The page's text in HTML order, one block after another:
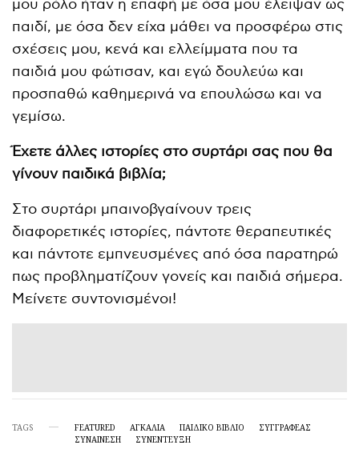
μου ρόλο ήταν η επαφή με όσα μου έλειψαν ως
παιδί, με όσα δεν είχα μάθει να προσφέρω στις
σχέσεις μου, κενά και ελλείμματα που τα
παιδιά μου φώτισαν, και εγώ δουλεύω και
προσπαθώ καθημερινά να επουλώσω και να
γεμίσω.
Έχετε άλλες ιστορίες στο συρτάρι σας που θα
γίνουν παιδικά βιβλία;
Στο συρτάρι μπαινοβγαίνουν τρεις
διαφορετικές ιστορίες, πάντοτε θεραπευτικές
και πάντοτε εμπνευσμένες από όσα παρατηρώ
πως προβληματίζουν γονείς και παιδιά σήμερα.
Μείνετε συντονισμένοι!
TAGS FEATURED ΑΓΚΑΛΙΑ ΠΑΙΔΙΚΌ ΒΙΒΛΊΟ
ΣΥΓΓΡΑΦΕΑΣ
ΣΥΝΑΊΝΕΣΗ
ΣΥΝΕΝΤΕΥΞΗ